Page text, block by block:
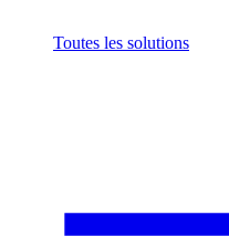
Toutes les solutions